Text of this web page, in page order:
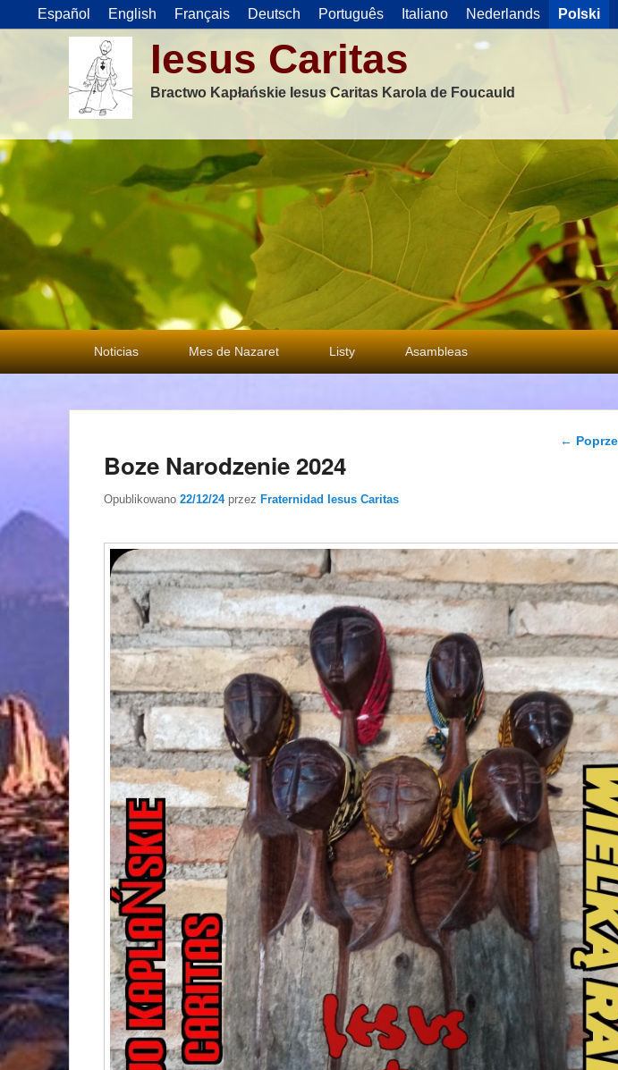
Español English Français Deutsch Português Italiano Nederlands Polski
Iesus Caritas
Bractwo Kapłańskie Iesus Caritas Karola de Foucauld
Menu
główne
Noticias Mes de Nazaret Listy Asambleas
←
Boze Narodzenie 2024
Opublikowano 22/12/24 przez Fraternidad Iesus Caritas